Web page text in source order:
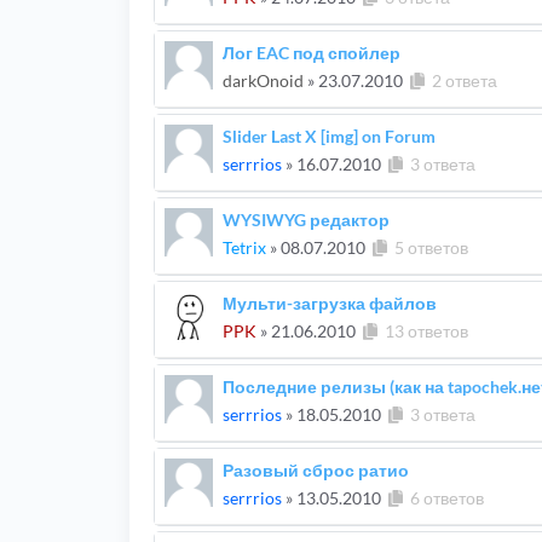
Лог EAC под спойлер
darkOnoid » 23.07.2010 2 ответа
Slider Last X [img] on Forum
serrrios » 16.07.2010 3 ответа
WYSIWYG редактор
Tetrix »08.07.2010 5 ответов
Мульти-загрузка файлов
PPK » 21.06.2010 13 ответов
Последние релизы (как на
serrrios » 18.05.2010 3 ответа
Разовый сброс ратио
serrrios » 13.05.2010 6 ответов